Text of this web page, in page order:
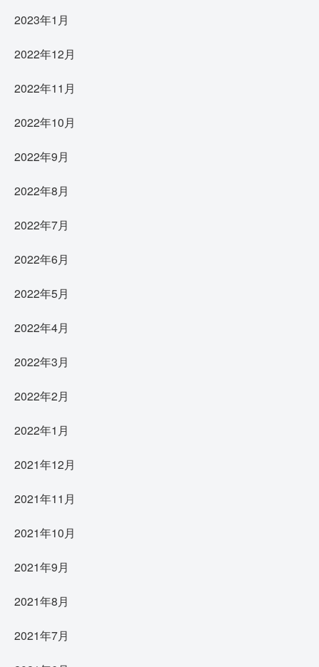
2023年1月
2022年12月
2022年11月
2022年10月
2022年9月
2022年8月
2022年7月
2022年6月
2022年5月
2022年4月
2022年3月
2022年2月
2022年1月
2021年12月
2021年11月
2021年10月
2021年9月
2021年8月
2021年7月